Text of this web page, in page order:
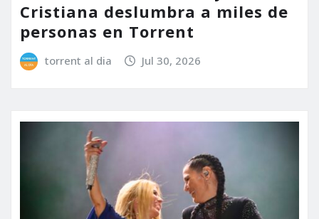
Cristiana deslumbra a miles de
personas en Torrent
torrent al dia Jul 30, 2026